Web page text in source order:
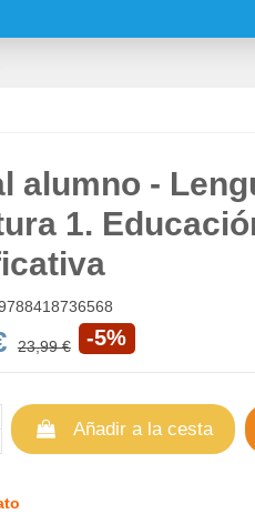
alumno -
1.
23,99 € -5%
Añadir a la cesta